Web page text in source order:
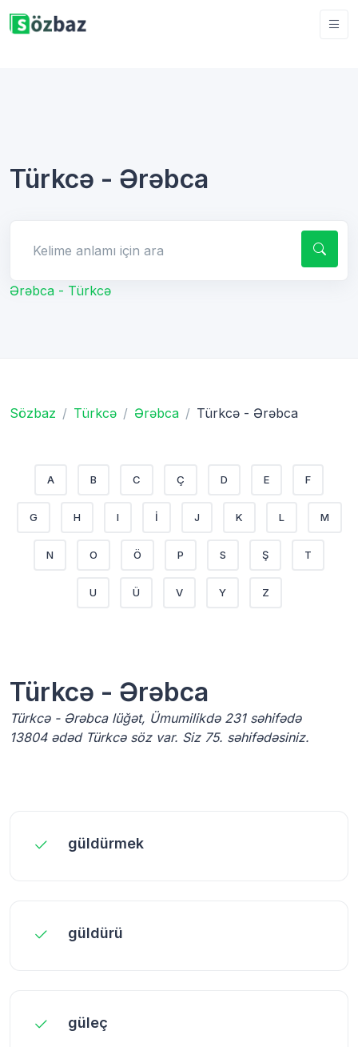
Türkcə - Ərəbca
Ərəbca - Türkcə
Sözbaz Türkcə Ərəbca Türkcə - Ərəbca
A B C Ç D E F
G H I İ J K L M
N O Ö P S Ş T
U Ü V Y Z
Türkcə - Ərəbca
Türkcə - Ərəbca lüğət, Ümumilikdə 231 səhifədə
13804 ədəd Türkcə söz var. Siz 75. səhifədəsiniz.
güldürmek
güldürü
güleç